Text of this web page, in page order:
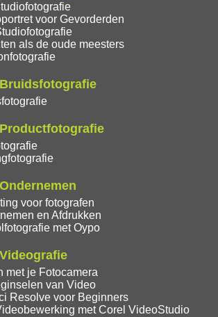
voor Gevorderden
als de oude meesters
voor fotografen
en Afdrukken
met Oypo
met je Fotocamera
van Video
Resolve voor Beginners
met Corel VideoStudio